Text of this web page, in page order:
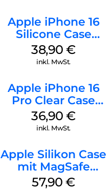
Apple iPhone 16
Silicone Case
MagSafe
Ultramarine
38,90€
inkl. MwSt.
Apple iPhone 16
Pro Clear Case
MagSafe
Transparent
36,90€
inkl. MwSt.
Apple Silikon Case
mit MagSafe
iPhone 14 Pro
57,90€